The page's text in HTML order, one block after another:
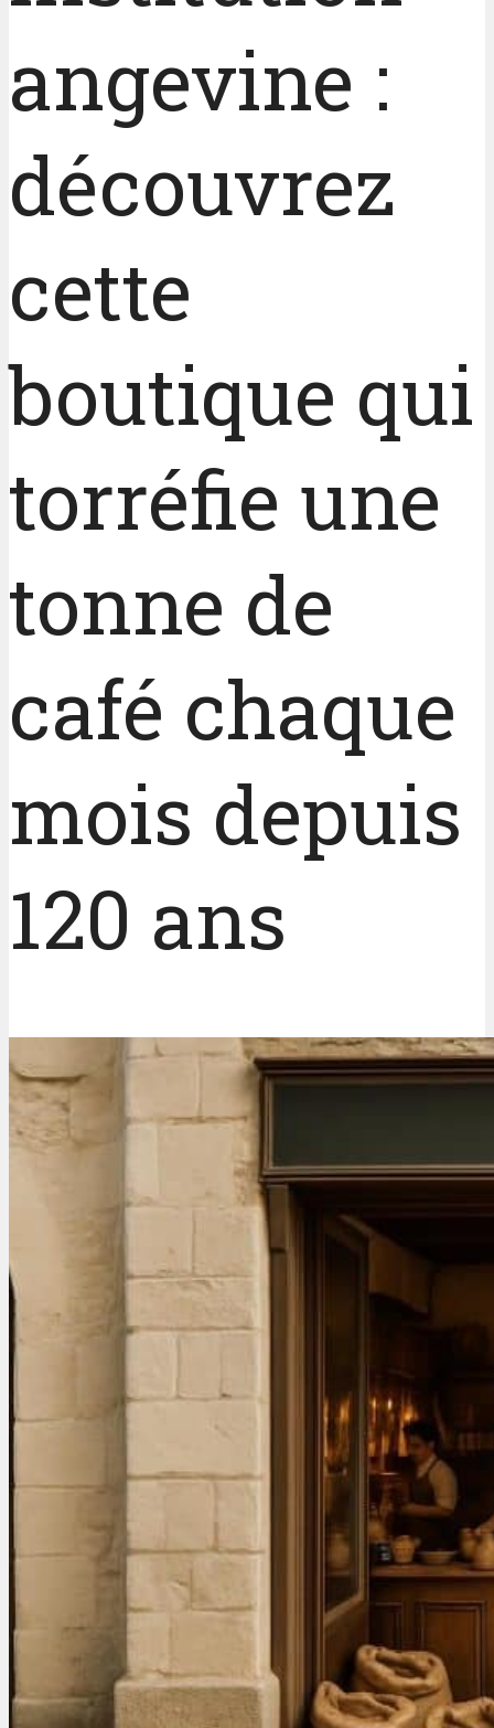
angevine :
découvrez
cette
boutique qui
torréfie une
tonne de
café chaque
mois depuis
120 ans